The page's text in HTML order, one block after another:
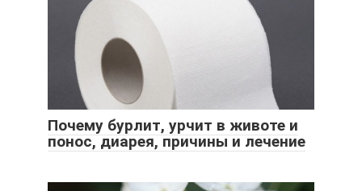
Почему бурлит, урчит в животе и
понос, диарея, причины и лечение